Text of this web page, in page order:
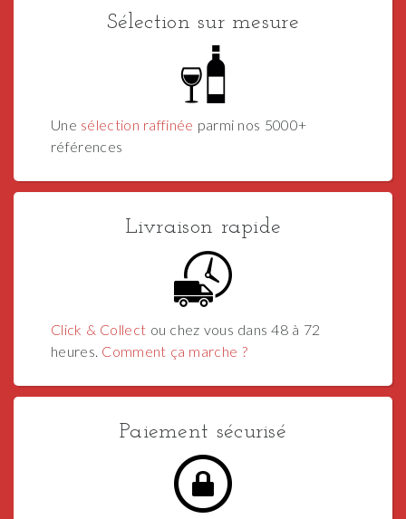
Sélection sur mesure
Une sélection raffinée parmi nos 5000+
références
Livraison rapide
Click & Collect ou chez vous dans 48 à 72
heures. Comment ça marche ?
Paiement sécurisé